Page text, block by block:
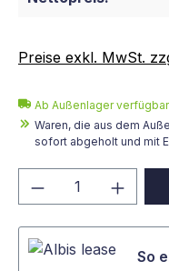
Preise exkl. MwSt.
Ab Außenlager
Waren, die aus dem
sofort abgeholt und mit
Produkt
So